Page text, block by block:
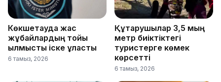
Көкшетауда жас
жұбайлардың тойы
қылмыстық іске ұласты
6 тамыз, 2026
Құтқарушылар 3,5 мың
метр биіктіктегі
туристерге көмек
көрсетті
6 тамыз, 2026